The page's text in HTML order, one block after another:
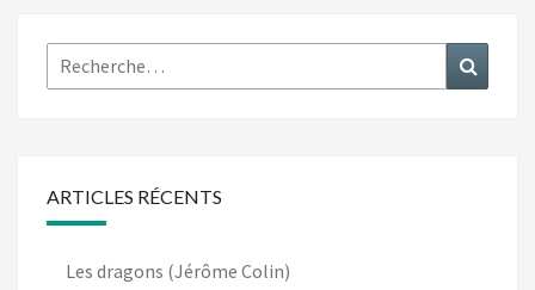
Rechercher :
ARTICLES RÉCENTS
Les dragons (Jérôme Colin)